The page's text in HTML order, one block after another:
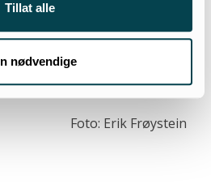
Tillat alle
nødvendige
Foto: Erik Frøystein